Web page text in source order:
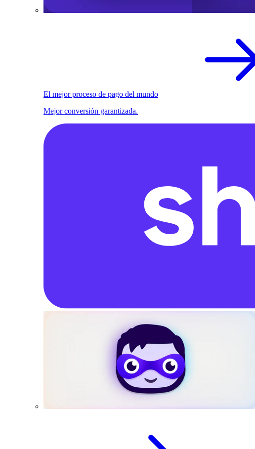
El mejor proceso de pago del mundo
Mejor conversión garantizada.